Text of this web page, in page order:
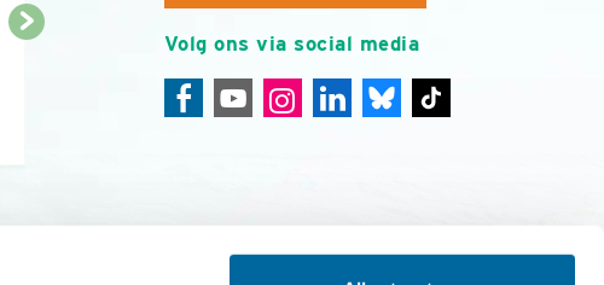
Volg ons via social media